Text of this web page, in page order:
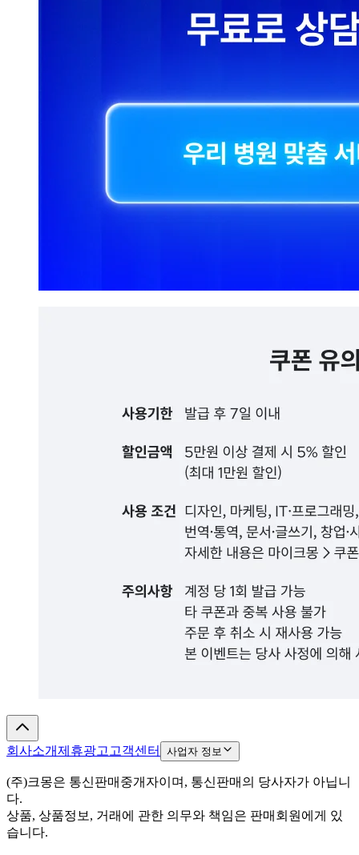
회사소개제휴광고 고객센터 사업자 정보
(주)크몽은 통신판매중개자이며, 통신판매의 당사자가 아닙니
다.
상품, 상품정보, 거래에 관한 의무와 책임은 판매회원에게 있
습니다.